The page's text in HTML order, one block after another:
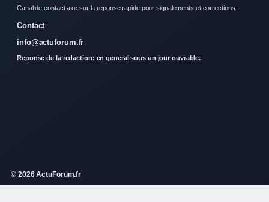
Canal de contact axe sur la reponse rapide pour signalements et corrections.
Contact
info@actuforum.fr
Reponse de la redaction: en general sous un jour ouvrable.
© 2026 ActuForum.fr